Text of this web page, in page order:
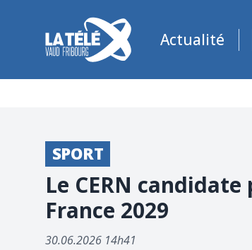
La Télé - Télévision régionale Vaud et
Actualité
SPORT
Le CERN
France 2029
30.06.2026 14h41